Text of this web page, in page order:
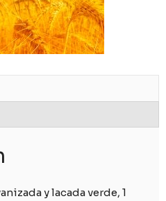
y lacada verde, 1